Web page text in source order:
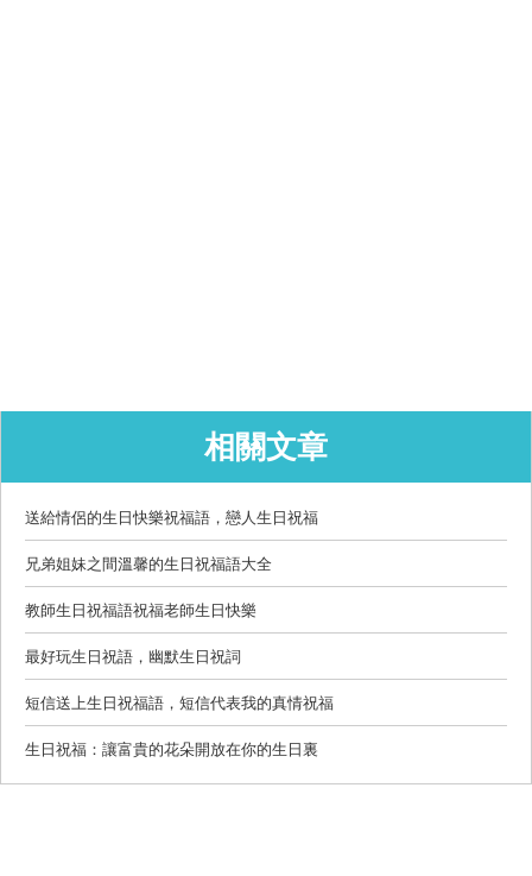
相關文章
送給情侶的生日快樂祝福語，戀人生日祝福
兄弟姐妹之間溫馨的生日祝福語大全
教師生日祝福語祝福老師生日快樂
最好玩生日祝語，幽默生日祝詞
短信送上生日祝福語，短信代表我的真情祝福
生日祝福：讓富貴的花朵開放在你的生日裏